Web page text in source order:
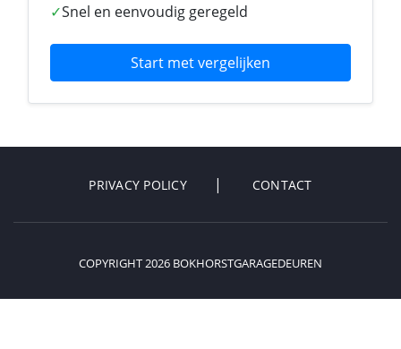
✓Snel en eenvoudig geregeld
Start met vergelijken
PRIVACY POLICY CONTACT
COPYRIGHT 2026 BOKHORSTGARAGEDEUREN